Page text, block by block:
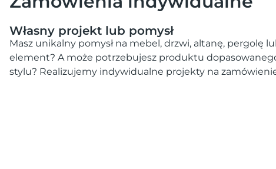
Własny projekt lub pomysł
Masz unikalny pomysł na mebel, drzwi, altanę, pergolę
element? A może potrzebujesz produktu
stylu? Realizujemy indywidualne projekty na